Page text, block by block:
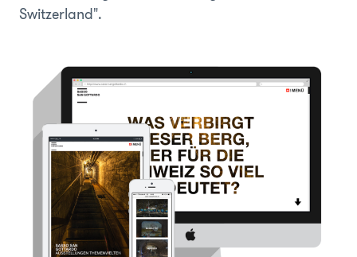
Switzerland".